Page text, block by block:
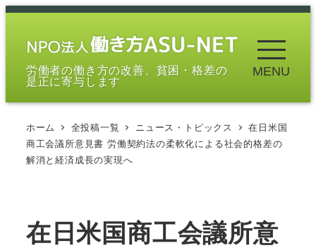
メ
労働者の働き方の改善、貧困・格差の
是正に寄与します
MENU
ホーム 全投稿一覧 ニュース・トピックス
在日米国
商工会議所意見書 労働契約法の柔軟化による社会的格差の
解消と経済成長の実現へ
在日米国商工会議所意